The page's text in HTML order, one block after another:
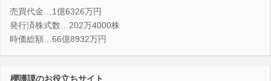
売買代金…1億6326万円
発行済株式数…202万4000株
時価総額…66億8932万円
櫻護謨のお役立ちサイト